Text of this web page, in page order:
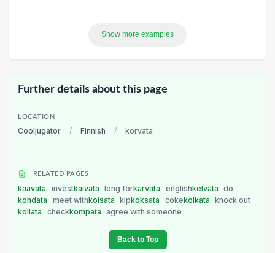
Show more examples
Further details about this page
LOCATION
Cooljugator / Finnish / korvata
RELATED PAGES
kaavata investkaivata long forkarvata englishkelvata
do
kohdata
meet withkoisata kipkoksata cokekolkata
knock out
kollata
checkkompata agree with someone
Back to Top